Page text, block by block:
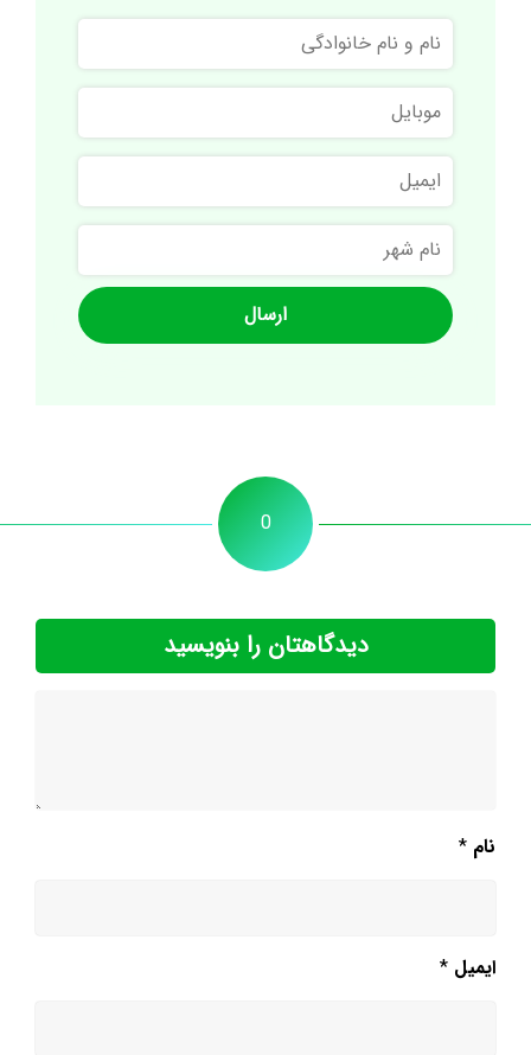
نام
و
نام
خانوادگی
موبایل
ایمیل
نام
شهر
0
دیدگاهتان را بنویسید
نام *
ایمیل *